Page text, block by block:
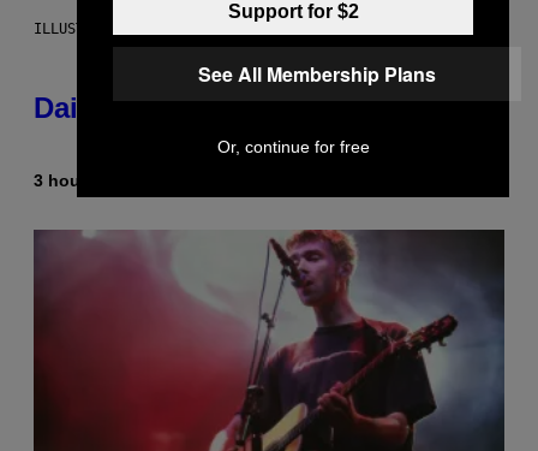
ILLUSTRATION BY REESA.
Daily Horoscope: August 6, 2026
3 hours ago
Support for $2
See All Membership Plans
Or, continue for free